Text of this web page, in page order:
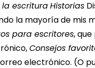
escrituraHistorias
la mayoría de mis
para escritores,
Consejos
electrónico. (O